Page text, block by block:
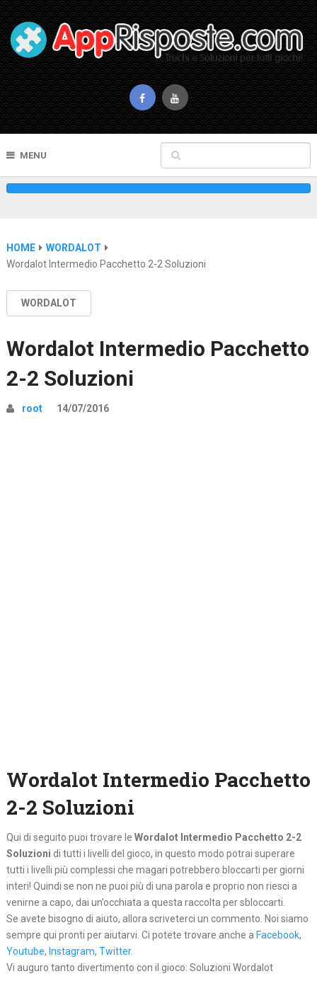
MENU
HOME
WORDALOT
Wordalot Intermedio Pacchetto 2-2 Soluzioni
WORDALOT
Wordalot Intermedio Pacchetto
2-2 Soluzioni
root 14/07/2016
Wordalot Intermedio Pacchetto
2-2 Soluzioni
Qui di seguito puoi trovare le Wordalot Intermedio Pacchetto 2-2
Soluzioni di tutti i livelli del gioco, in questo modo potrai superare
tutti i livelli più complessi che magari potrebbero bloccarti per giorni
interi! Quindi se non ne puoi più di una parola e proprio non riesci a
venirne a capo, dai un’occhiata a questa raccolta per sbloccarti.
Se avete bisogno di aiuto, allora scriveterci un commento. Noi siamo
sempre qui pronti per aiutarvi. Ci potete trovare anche a Facebook,
Youtube, Instagram, Twitter.
Vi auguro tanto divertimento con il gioco: Soluzioni Wordalot